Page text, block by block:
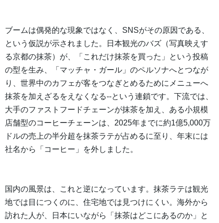
ブームは偶発的な現象ではなく、SNSがその原因である、
という仮説が示されました。日本観光のバズ（写真映えす
る京都の抹茶）が、「これだけ抹茶を買った」という投稿
の型を生み、「マッチャ・ガール」のペルソナへとつなが
り、世界中のカフェが客をつなぎとめるためにメニューへ
抹茶を加えざるをえなくなる--という連鎖です。下流では、
大手のファストフードチェーンが抹茶を加え、ある小規模
店舗型のコーヒーチェーンは、2025年までに約1億5,000万
ドルの売上の半分超を抹茶ラテが占めるに至り、年末には
社名から「コーヒー」を外しました。
国内の風景は、これと逆になっています。抹茶ラテは観光
地では目につくのに、住宅地では見つけにくい。海外から
訪れた人が、日本にいながら「抹茶はどこにあるのか」と